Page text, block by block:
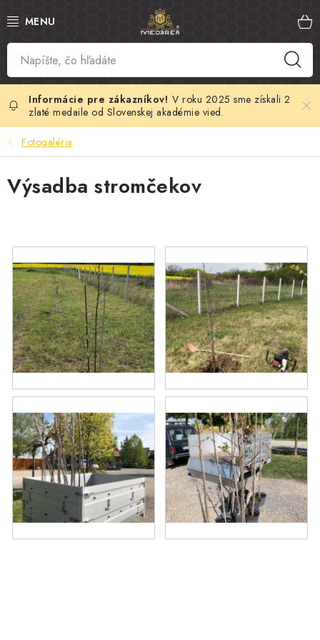
na
SLOVENSKÝ MED
MANUKA MED
VČELÍ PEĽ
VČELÍ JED
MEDOVÁ KOZMETIKA
MEDOVINA
MEDOVÉ DARČEKOVÉ SETY
VÝROBKY Z VOSKU
DOPLNKY KU VČELÍM PRODUKTOM
MEDOVÉ CUKROVINKY
SLUŽBY VČELÁRA
DARČEKOVÝ POUKAZ
V roku 2025 sme získali 2
zlaté medaile od Slovenskej akadémie vied.
Fotogaléria
Výsadba stromčekov